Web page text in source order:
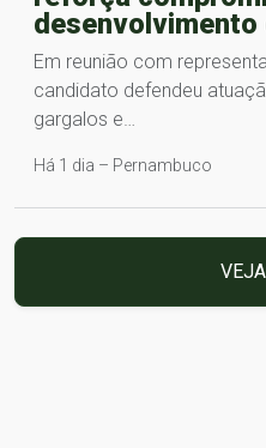
desenvolvimento
Em reunião com
candidato defendeu
gargalos e…
Há 1 dia – Pernambuco